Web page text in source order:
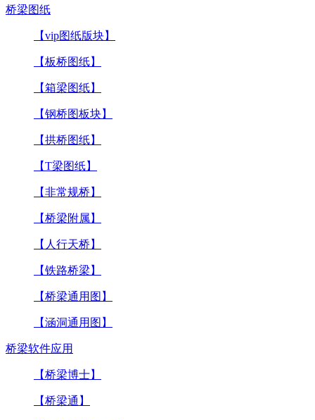
桥梁图纸
【vip图纸版块】
【板桥图纸】
【箱梁图纸】
【钢桥图板块】
【拱桥图纸】
【T梁图纸】
【非常规桥】
【桥梁附属】
【人行天桥】
【铁路桥梁】
【桥梁通用图】
【涵洞通用图】
桥梁软件应用
【桥梁博士】
【桥梁通】